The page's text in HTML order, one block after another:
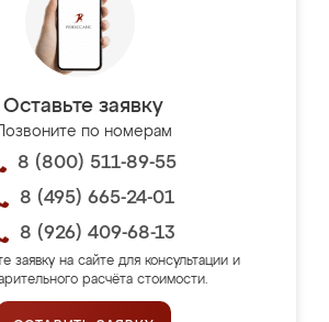
Оставьте заявку
Позвоните по номерам
8 (800) 511-89-55
8 (495) 665-24-01
8 (926) 409-68-13
заявку на сайте для консультации и
расчёта стоимости.